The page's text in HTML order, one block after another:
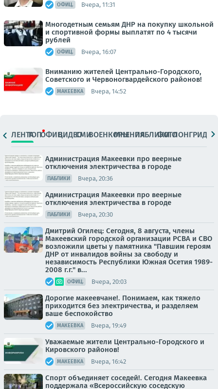
ОФИЦ. Вчера, 11:31
Многодетным семьям ДНР на покупку школьной
и спортивной формы выплатят по 4 тысячи
рублей
ОФИЦ. Вчера, 16:07
Вниманию жителей Центрально-Городского,
Советского и Червоногвардейского районов!
МАКЕЕВКА Вчера, 14:52
ЛЕНТАТОПОФИЦ.ВИДЕОСМИВОЕНКОРЫМНЕНИЯПАБЛИКИ
ФОТОЛОНГРИДЫ
Администрация Макеевки про веерные
отключения электричества в городе
ПАБЛИКИ Вчера, 20:36
Администрация Макеевки про веерные
отключения электричества в городе
ПАБЛИКИ Вчера, 20:30
Дмитрий Огилец: Сегодня, 8 августа, члены
Макеевский городской организации РСВА и СВО
возложили цветы у памятника "Павшим героям
ДНР от инвалидов войны за свободу и
независимость Республики Южная Осетия 1989-
2008 г.г." в...
ОФИЦ. Вчера, 20:03
Дорогие макеевчане!. Понимаем, как тяжело
приходится без электричества, и разделяем
ваше беспокойство
МАКЕЕВКА Вчера, 19:49
Уважаемые жители Центрально-Городского и
Кировского районов!
МАКЕЕВКА Вчера, 16:42
Спорт объединяет соседей!. Сегодня Макеевка
поддержала «Всероссийскую соседскую